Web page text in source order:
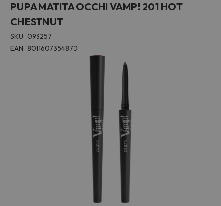
PUPA MATITA OCCHI VAMP! 201 HOT
CHESTNUT
SKU: 093257
EAN: 8011607354870